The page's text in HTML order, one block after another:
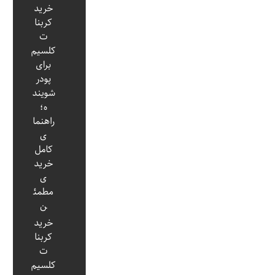
خرید
کربنا
ت
کلسیم
برای
پودر
شویند
ه؛
راهنما
ی
کامل
خرید
ی
مطمئ
ن
خرید
کربنا
ت
کلسیم